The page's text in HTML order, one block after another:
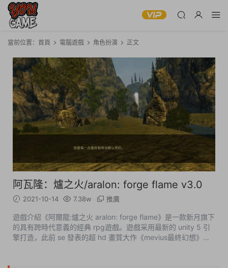
當前位置： 首頁 電腦遊戲 角色扮演 正文
阿瓦隆：爐之火/aralon: forge flame v3.0
2021-10-14 7.38w 推廣
遊戲介紹《阿爾龍:爐之火 aralon: forge flame》是一款新月旗下
的具有跨時代意義的經典 rpg遊戲。遊戲采用最新的 unity 5 引
擎打造，此前 se 發表的超 hd 畫質大作《mevius最終幻想》也